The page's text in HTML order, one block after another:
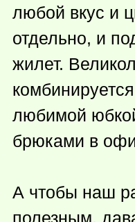
любой вкус и
отдельно, и
жилет.
любимой
брюками в
А чтобы наш